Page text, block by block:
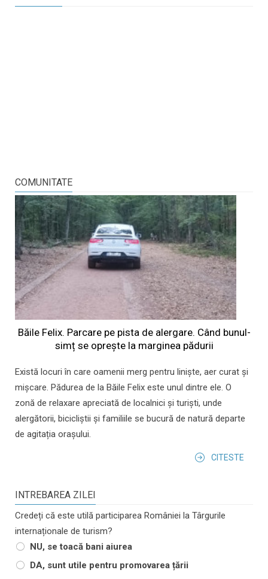
COMUNITATE
Băile Felix. Parcare pe pista de alergare. Când bunul-
simț se oprește la marginea pădurii
Există locuri în care oamenii merg pentru liniște, aer curat și
mișcare. Pădurea de la Băile Felix este unul dintre ele. O
zonă de relaxare apreciată de localnici și turiști, unde
alergătorii, bicicliștii și familiile se bucură de natură departe
de agitația orașului.
CITESTE
INTREBAREA ZILEI
Credeți că este utilă participarea României la Târgurile
internaționale de turism?
NU, se toacă bani aiurea
DA, sunt utile pentru promovarea țării